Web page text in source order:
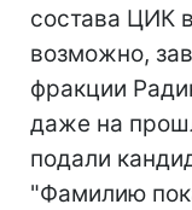
состава ЦИК
возможно,
фракции
даже на
подали
"Фамилию